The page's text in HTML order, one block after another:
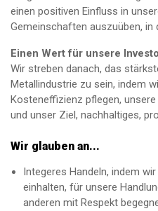
einen positiven Einfluss in
Gemeinschaften auszuüben, in
Einen Wert für unsere
Wir streben danach, das
Metallindustrie zu sein, indem
Kosteneffizienz pflegen,
und unser Ziel, nachhaltiges,
Wir glauben an...
Integeres Handeln, indem
einhalten, für unsere
anderen mit Respekt